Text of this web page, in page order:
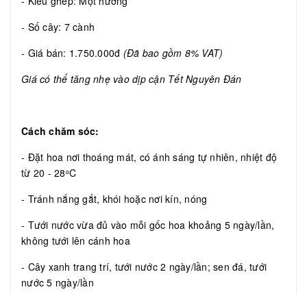
- Số cây: 7 cành
- Giá bán: 1.750.000đ (Đã bao gồm 8% VAT)
Giá có thể tăng nhẹ vào dịp cận Tết Nguyên Đán
Cách chăm sóc:
- Đặt hoa nơi thoáng mát, có ánh sáng tự nhiên, nhiệt độ
từ 20 - 28oC
- Tránh nắng gắt, khói hoặc nơi kín, nóng
- Tưới nước vừa đủ vào mỗi gốc hoa khoảng 5 ngày/lần,
không tưới lên cánh hoa
- Cây xanh trang trí, tưới nước 2 ngày/lần; sen đá, tưới
nước 5 ngày/lần